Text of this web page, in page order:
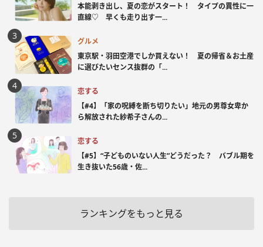
本能剥き出し、夏の恋がスタート！ タイプの異性に一
直線♡ 早くも走り出す一...
グルメ
東京駅・羽田空港でしか買えない！ 夏の帰省＆お土産
に選びたいセンス抜群の「...
恋する
【#4】「家の呪縛を断ち切りたい」地元の男尊女卑か
ら解放された紗希子さんの...
恋する
【#5】“子どものいない人生”どうだった？ バブル期を
生き抜いた56歳・佐...
ランキングをもっと見る